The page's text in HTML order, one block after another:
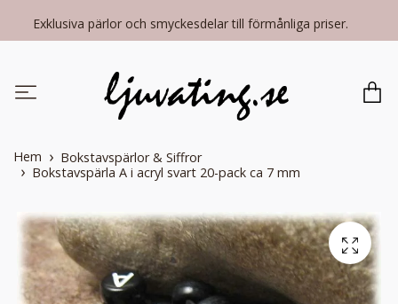
Exklusiva pärlor och smyckesdelar till förmånliga priser.
Hem
Bokstavspärlor & Siffror
Bokstavspärla A i acryl svart 20-pack ca 7 mm